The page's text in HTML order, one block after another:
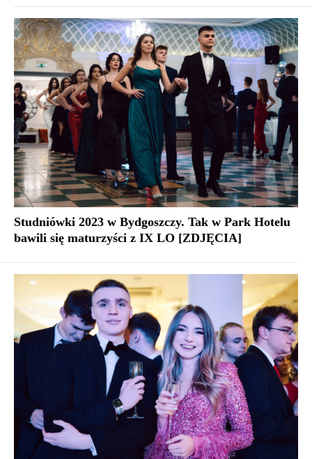
Studniówki 2023 w Bydgoszczy. Tak w Park Hotelu
bawili się maturzyści z IX LO [ZDJĘCIA]